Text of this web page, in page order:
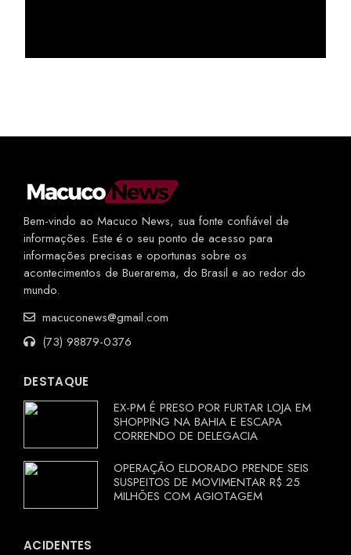
Bem-vindo ao Macuco News, sua fonte confiável de
informações. Este é o seu ponto de acesso para
informações precisas e oportunas sobre os
acontecimentos de Buerarema, do Brasil e ao redor do
mundo.
macuconews@gmail.com
(73) 98879-0376
DESTAQUE
EX-PM É PRESO POR FURTAR LOJA EM
SHOPPING NA BAHIA E ESCAPA
CORRENDO DE DELEGACIA
OPERAÇÃO ELDORADO PRENDE SEIS
SUSPEITOS DE MOVIMENTAR R$ 25
MILHÕES COM AGIOTAGEM
ACIDENTES